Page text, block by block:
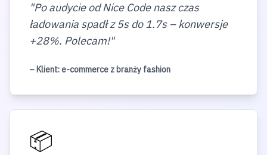
"Po audycie od Nice Code nasz czas
ładowania spadł z 5s do 1.7s – konwersje
+28%. Polecam!"
– Klient:e-commerce z branży fashion
📦